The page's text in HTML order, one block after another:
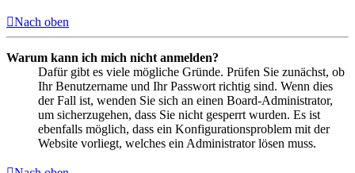
Nach oben
Warum kann ich mich nicht anmelden?
Dafür gibt es viele mögliche Gründe. Prüfen Sie zunächst, ob
Ihr Benutzername und Ihr Passwort richtig sind. Wenn dies
der Fall ist, wenden Sie sich an einen Board-Administrator,
um sicherzugehen, dass Sie nicht gesperrt wurden. Es ist
ebenfalls möglich, dass ein Konfigurationsproblem mit der
Website vorliegt, welches ein Administrator lösen muss.